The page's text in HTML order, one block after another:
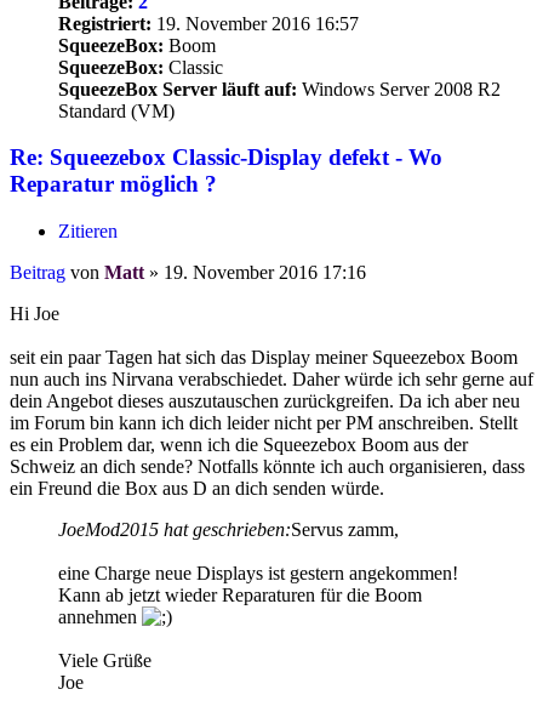
Registriert: 19. November 2016 16:57
SqueezeBox: Boom
SqueezeBox: Classic
SqueezeBox Server läuft auf: Windows Server 2008 R2
Standard (VM)
Re: Squeezebox Classic-Display defekt - Wo
Reparatur möglich ?
Zitieren
Beitrag von Matt » 19. November 2016 17:16
Hi Joe
seit ein paar Tagen hat sich das Display meiner Squeezebox Boom
nun auch ins Nirvana verabschiedet. Daher würde ich sehr gerne auf
dein Angebot dieses auszutauschen zurückgreifen. Da ich aber neu
im Forum bin kann ich dich leider nicht per PM anschreiben. Stellt
es ein Problem dar, wenn ich die Squeezebox Boom aus der
Schweiz an dich sende? Notfalls könnte ich auch organisieren, dass
ein Freund die Box aus D an dich senden würde.
JoeMod2015 hat geschrieben:Servus zamm,
eine Charge neue Displays ist gestern angekommen!
Kann ab jetzt wieder Reparaturen für die Boom
annehmen
Viele Grüße
Joe